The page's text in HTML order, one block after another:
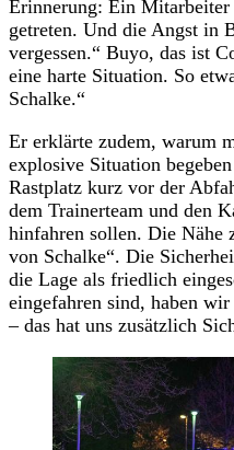
Erinnerung: Ein
getreten. Und die Angst in
vergessen.“ Buyo, das ist
eine harte Situation. So
Schalke.“
Er erklärte zudem, warum
explosive Situation
Rastplatz kurz vor der
dem Trainerteam und den
hinfahren sollen. Die Nähe
von Schalke“. Die
die Lage als friedlich
eingefahren sind, haben
– das hat uns zusätzlich